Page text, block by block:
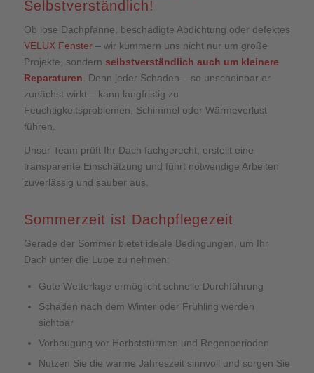
Selbstverständlich!
Ob lose Dachpfanne, beschädigte Abdichtung oder defektes
VELUX Fenster– wir kümmern uns nicht nur um große
Projekte, sondern selbstverständlich auch um kleinere
Reparaturen . Denn jeder Schaden – so unscheinbar er
zunächst wirkt – kann langfristig zu
Feuchtigkeitsproblemen, Schimmel oder Wärmeverlust
führen.
Unser Team prüft Ihr Dach fachgerecht, erstellt eine
transparente Einschätzung und führt notwendige Arbeiten
zuverlässig und sauber aus.
Sommerzeit ist Dachpflegezeit
Gerade der Sommer bietet ideale Bedingungen, um Ihr
Dach unter die Lupe zu nehmen:
Gute Wetterlage ermöglicht schnelle Durchführung
Schäden nach dem Winter oder Frühling werden
sichtbar
Vorbeugung vor Herbststürmen und Regenperioden
Nutzen Sie die warme Jahreszeit sinnvoll und sorgen Sie